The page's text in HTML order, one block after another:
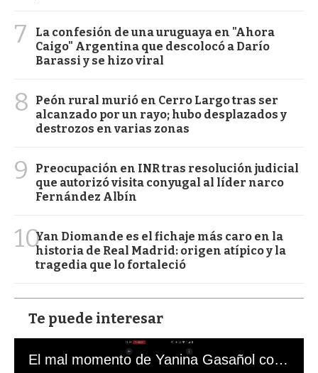
7
La confesión de una uruguaya en "Ahora
Caigo" Argentina que descolocó a Darío
Barassi y se hizo viral
8
Peón rural murió en Cerro Largo tras ser
alcanzado por un rayo; hubo desplazados y
destrozos en varias zonas
9
Preocupación en INR tras resolución judicial
que autorizó visita conyugal al líder narco
Fernández Albín
10Yan Diomande es el fichaje más caro en la
historia de Real Madrid: origen atípico y la
tragedia que lo fortaleció
Te puede interesar
El mal momento de Yanina Gasañol con un hincha argentino en "Subrayado"